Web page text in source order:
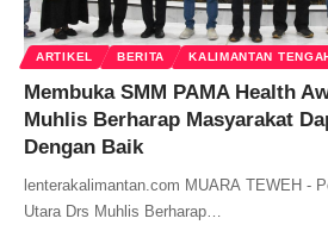
ARTIKEL BERITA KALIMANTAN
Membuka SMM PAMA Health
Muhlis Berharap Masyarakat
Dengan Baik
lenterakalimantan.com MUARA TEWEH -
Utara Drs Muhlis Berharap…